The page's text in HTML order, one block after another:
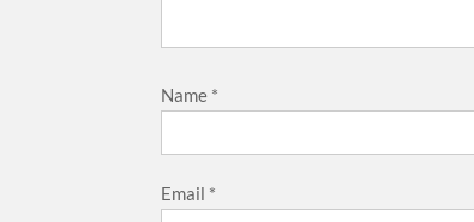
Name *
Email *